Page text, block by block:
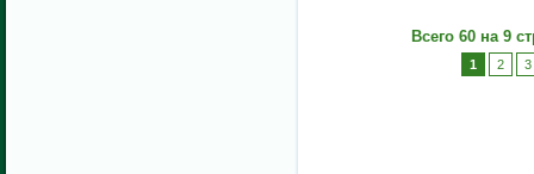
Всего 60 на 9
1 2 3